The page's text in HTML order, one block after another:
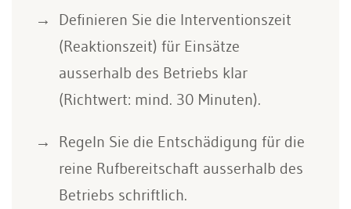
Definieren Sie die Interventionszeit
(Reaktionszeit) für Einsätze
ausserhalb des Betriebs klar
(Richtwert: mind. 30 Minuten).
Regeln Sie die Entschädigung für die
reine Rufbereitschaft ausserhalb des
Betriebs schriftlich.